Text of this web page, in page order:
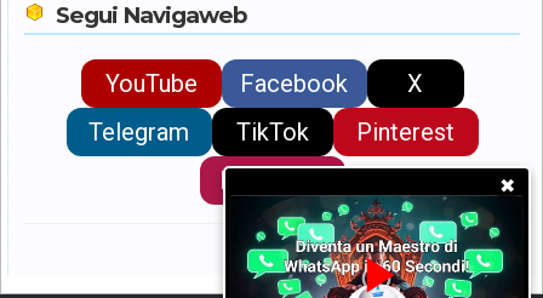
Segui Navigaweb
YouTube Facebook
X
Telegram
TikTok
Pinterest
Instagram
✖